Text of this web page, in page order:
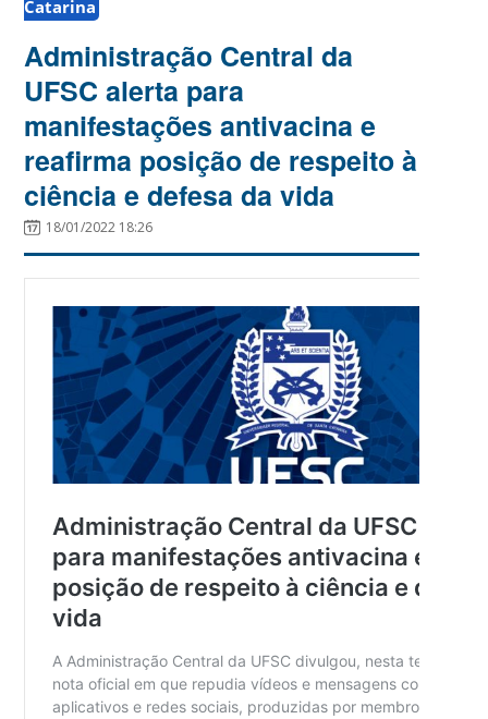
Catarina
Administração Central da
UFSC alerta para
manifestações antivacina e
reafirma posição de respeito à
ciência e defesa da vida
18/01/2022 18:26